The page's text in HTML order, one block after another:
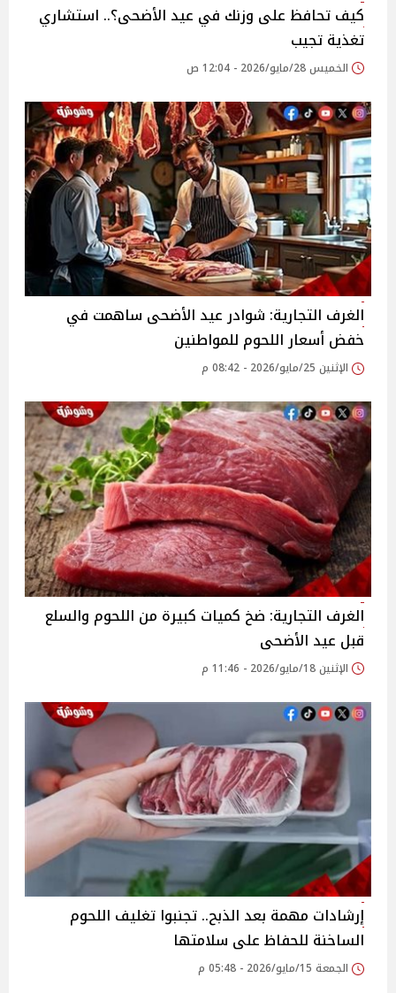
كيف تحافظ على وزنك في عيد الأضحى؟.. استشاري
تغذية تجيب
الخميس 28/مايو/2026 - 12:04 ص
الغرف التجارية: شوادر عيد الأضحى ساهمت في
خفض أسعار اللحوم للمواطنين
الإثنين 25/مايو/2026 - 08:42 م
الغرف التجارية: ضخ كميات كبيرة من اللحوم والسلع
قبل عيد الأضحى
الإثنين 18/مايو/2026 - 11:46 م
إرشادات مهمة بعد الذبح.. تجنبوا تغليف اللحوم
الساخنة للحفاظ على سلامتها
الجمعة 15/مايو/2026 - 05:48 م